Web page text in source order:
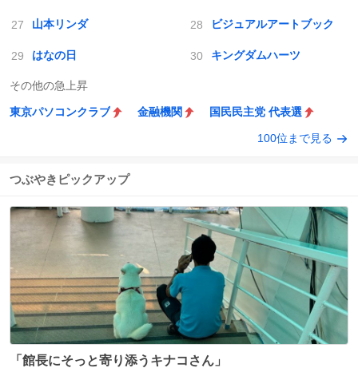
山本リンダ ビジュアルアートブック
はなの日 キングダムハーツ
その他の急上昇
東京パソコンクラブ 金融機関 国民民主党 代表選
100位まで見る
つぶやきピックアップ
「館長にそっと寄り添うキナコさん」